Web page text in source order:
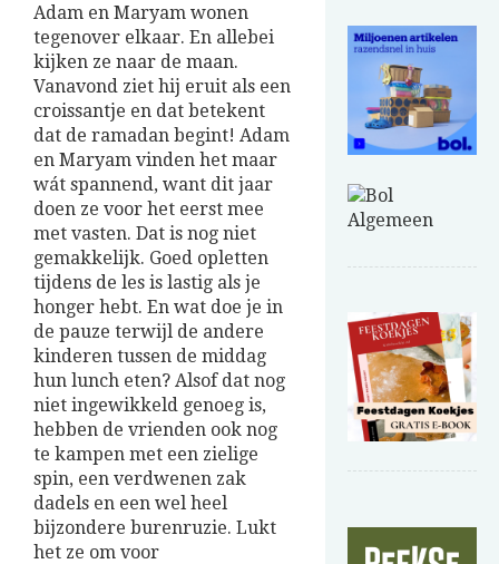
Adam en Maryam wonen
tegenover elkaar. En allebei
kijken ze naar de maan.
Vanavond ziet hij eruit als een
croissantje en dat betekent
dat de ramadan begint! Adam
en Maryam vinden het maar
wát spannend, want dit jaar
doen ze voor het eerst mee
met vasten. Dat is nog niet
gemakkelijk. Goed opletten
tijdens de les is lastig als je
honger hebt. En wat doe je in
de pauze terwijl de andere
kinderen tussen de middag
hun lunch eten? Alsof dat nog
niet ingewikkeld genoeg is,
hebben de vrienden ook nog
te kampen met een zielige
spin, een verdwenen zak
dadels en een wel heel
bijzondere burenruzie. Lukt
het ze om voor